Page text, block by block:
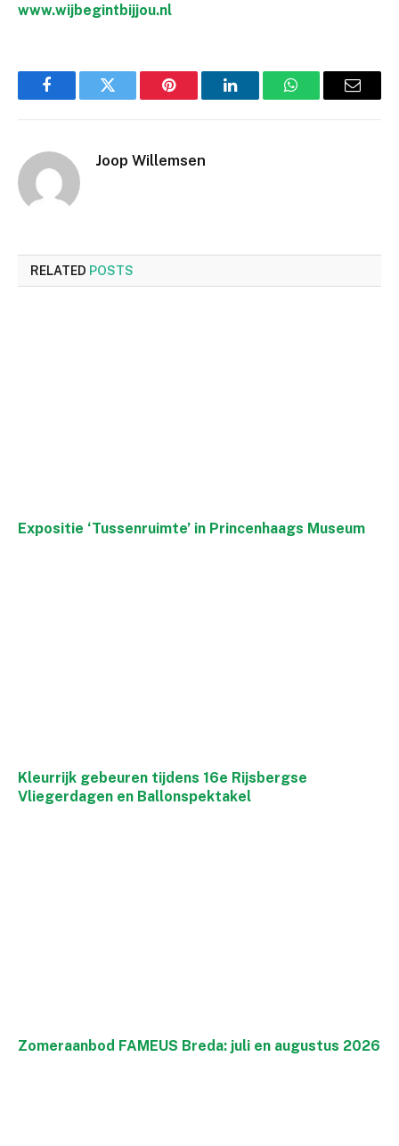
www.wijbegintbijjou.nl
FacebookTwitter Pinterest LinkedInWhatsAppEmail
Joop Willemsen
RELATED POSTS
Expositie ‘Tussenruimte’ in Princenhaags Museum
Kleurrijk gebeuren tijdens 16e Rijsbergse
Vliegerdagen en Ballonspektakel
Zomeraanbod FAMEUS Breda: juli en augustus 2026